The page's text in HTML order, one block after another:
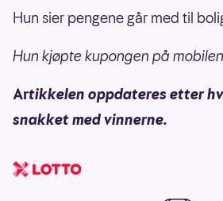
Hun sier pengene går med til
Hun kjøpte kupongen på
Artikkelen oppdateres etter
snakket med vinnerne.